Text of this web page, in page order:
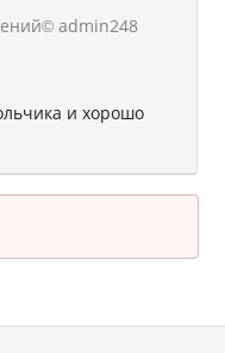
© admin248
и хорошо